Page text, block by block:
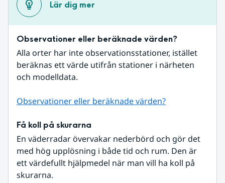
Lär dig mer
Observationer eller beräknade värden?
Alla orter har inte observationsstationer, istället
beräknas ett värde utifrån stationer i närheten
och modelldata.
Observationer eller beräknade värden?
Få koll på skurarna
En väderradar övervakar nederbörd och gör det
med hög upplösning i både tid och rum. Den är
ett värdefullt hjälpmedel när man vill ha koll på
skurarna.